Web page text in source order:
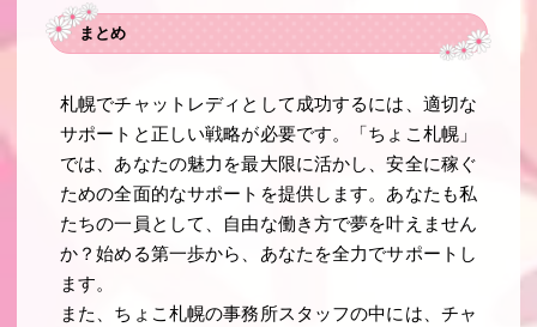
まとめ
札幌でチャットレディとして成功するには、適切な
サポートと正しい戦略が必要です。「ちょこ札幌」
では、あなたの魅力を最大限に活かし、安全に稼ぐ
ための全面的なサポートを提供します。あなたも私
たちの一員として、自由な働き方で夢を叶えません
か？始める第一歩から、あなたを全力でサポートし
ます。
また、ちょこ札幌の事務所スタッフの中には、チャ